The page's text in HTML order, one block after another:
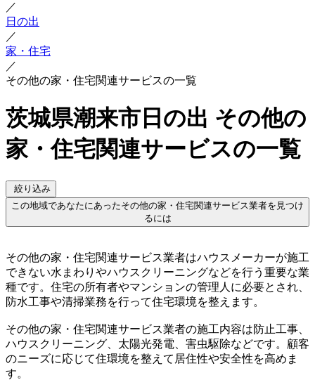
／
日の出
／
家・住宅
／
その他の家・住宅関連サービスの一覧
茨城県潮来市日の出 その他の
家・住宅関連サービスの一覧
絞り込み
この地域であなたにあったその他の家・住宅関連サービス業者を見つけ
るには
その他の家・住宅関連サービス業者はハウスメーカーが施工
できない水まわりやハウスクリーニングなどを行う重要な業
種です。住宅の所有者やマンションの管理人に必要とされ、
防水工事や清掃業務を行って住宅環境を整えます。
その他の家・住宅関連サービス業者の施工内容は防止工事、
ハウスクリーニング、太陽光発電、害虫駆除などです。顧客
のニーズに応じて住環境を整えて居住性や安全性を高めま
す。